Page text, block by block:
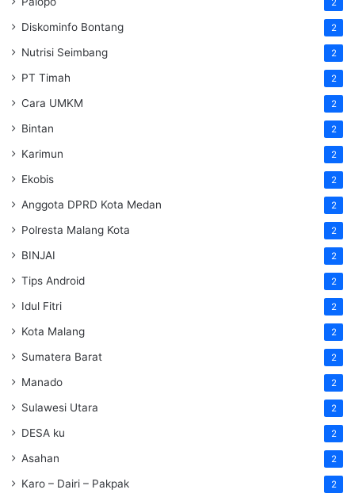
2
Diskominfo Bontang 2
Nutrisi Seimbang 2
PT Timah 2
Cara UMKM 2
Bintan 2
Karimun 2
Ekobis 2
Anggota DPRD Kota Medan 2
Polresta Malang Kota 2
BINJAI 2
Tips Android 2
Idul Fitri 2
Kota Malang 2
Sumatera Barat 2
Manado 2
Sulawesi Utara 2
DESA ku 2
Asahan 2
Karo – Dairi – Pakpak 2